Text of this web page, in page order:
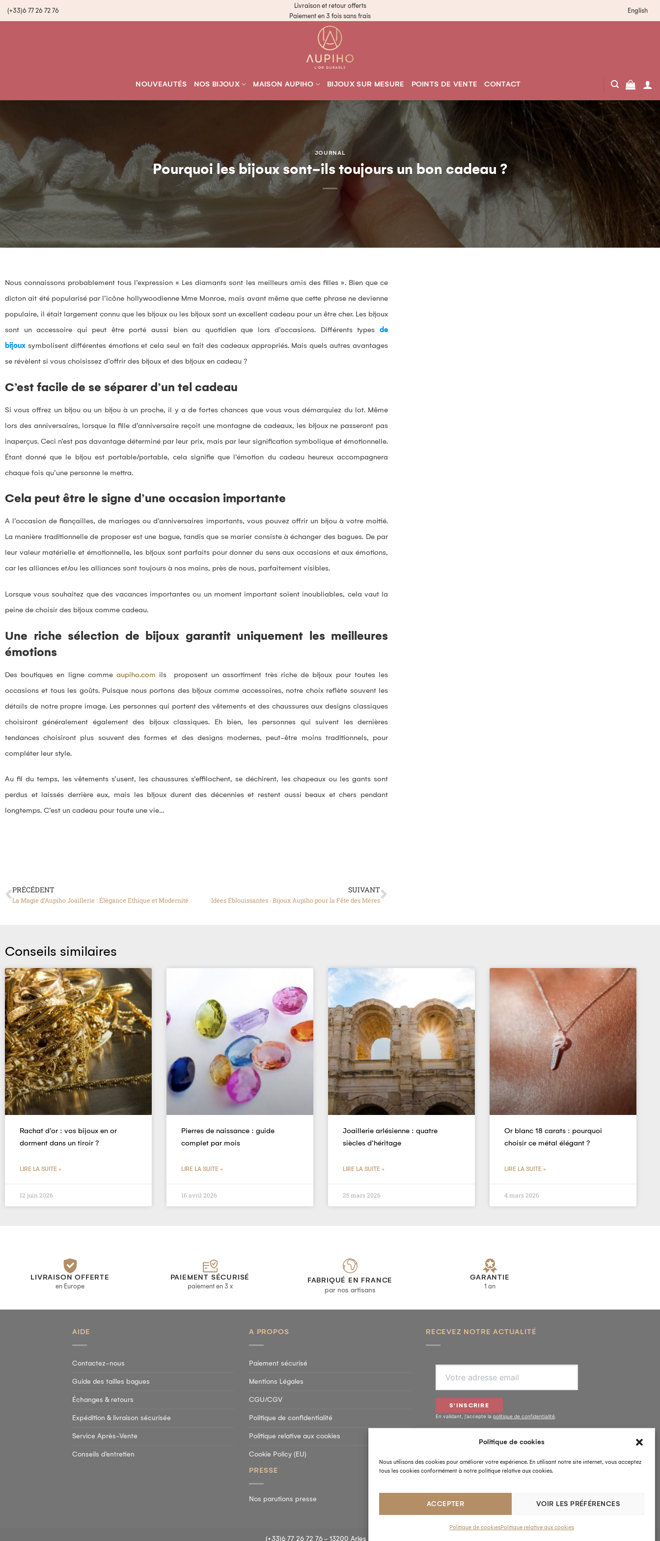
Politique de cookies
Nous utilisons des cookies pour améliorer votre expérience. En utilisant notre site internet, vous acceptez
tous les cookies conformément à notre politique relative aux cookies.
ACCEPTER VOIR LES PRÉFÉRENCES
Politique de cookiesPolitique relative aux cookies
(+33)6 77 26 72 76
Livraison et retour offerts
Paiement en 3 fois sans frais
English
NOUVEAUTÉS NOS BIJOUX MAISON AUPIHO BIJOUX SUR MESURE POINTS DE VENTE CONTACT
JOURNAL
Pourquoi les bijoux sont-ils toujours un bon cadeau ?
Nous connaissons probablement tous l’expression « Les diamants sont les meilleurs amis des filles ». Bien que ce
dicton ait été popularisé par l’icône hollywoodienne Mme Monroe, mais avant même que cette phrase ne devienne
populaire, il était largement connu que les bijoux ou les bijoux sont un excellent cadeau pour un être cher. Les bijoux
sont un accessoire qui peut être porté aussi bien au quotidien que lors d’occasions. Différents types de
bijoux symbolisent différentes émotions et cela seul en fait des cadeaux appropriés. Mais quels autres avantages
se révèlent si vous choisissez d’offrir des bijoux et des bijoux en cadeau ?
C’est facile de se séparer d’un tel cadeau
Si vous offrez un bijou ou un bijou à un proche, il y a de fortes chances que vous vous démarquiez du lot. Même
lors des anniversaires, lorsque la fille d’anniversaire reçoit une montagne de cadeaux, les bijoux ne passeront pas
inaperçus. Ceci n’est pas davantage déterminé par leur prix, mais par leur signification symbolique et émotionnelle.
Étant donné que le bijou est portable/portable, cela signifie que l’émotion du cadeau heureux accompagnera
chaque fois qu’une personne le mettra.
Cela peut être le signe d’une occasion importante
A l’occasion de fiançailles, de mariages ou d’anniversaires importants, vous pouvez offrir un bijou à votre moitié.
La manière traditionnelle de proposer est une bague, tandis que se marier consiste à échanger des bagues. De par
leur valeur matérielle et émotionnelle, les bijoux sont parfaits pour donner du sens aux occasions et aux émotions,
car les alliances et/ou les alliances sont toujours à nos mains, près de nous, parfaitement visibles.
Lorsque vous souhaitez que des vacances importantes ou un moment important soient inoubliables, cela vaut la
peine de choisir des bijoux comme cadeau.
Une riche sélection de bijoux garantit uniquement les meilleures
émotions
Des boutiques en ligne commeaupiho.com ils proposent un assortiment très riche de bijoux pour toutes les
occasions et tous les goûts. Puisque nous portons des bijoux comme accessoires, notre choix reflète souvent les
détails de notre propre image. Les personnes qui portent des vêtements et des chaussures aux designs classiques
choisiront généralement également des bijoux classiques. Eh bien, les personnes qui suivent les dernières
tendances choisiront plus souvent des formes et des designs modernes, peut-être moins traditionnels, pour
compléter leur style.
Au fil du temps, les vêtements s’usent, les chaussures s’effilochent, se déchirent, les chapeaux ou les gants sont
perdus et laissés derrière eux, mais les bijoux durent des décennies et restent aussi beaux et chers pendant
longtemps. C’est un cadeau pour toute une vie…
PRÉCÉDENT
La Magie d’Aupiho Joaillerie : Élégance Ethique et Modernité
SUIVANT
Idées Éblouissantes : Bijoux Aupiho pour la Fête des Mères
Conseils similaires
Rachat d’or : vos bijoux en or
dorment dans un tiroir ?
LIRE LA SUITE »
12 juin 2026
Pierres de naissance : guide
complet par mois
LIRE LA SUITE »
16 avril 2026
Joaillerie arlésienne : quatre
siècles d’héritage
LIRE LA SUITE »
25 mars 2026
Or blanc 18 carats : pourquoi
choisir ce métal élégant ?
LIRE LA SUITE »
4 mars 2026
LIVRAISON OFFERTE
en Europe
PAIEMENT SÉCURISÉ
paiement en 3 x
FABRIQUÉ EN FRANCE
par nos artisans
GARANTIE
1 an
AIDE
Contactez-nous
Guide des tailles bagues
Échanges & retours
Expédition & livraison sécurisée
Service Après-Vente
Conseils d’entretien
A PROPOS
Paiement sécurisé
Mentions Légales
CGU/CGV
Politique de confidentialité
Politique relative aux cookies
Cookie Policy (EU)
PRESSE
Nos parutions presse
RECEVEZ NOTRE ACTUALITÉ
S'INSCRIRE
En validant, j'accepte la politique de confidentialité
(+33)6 77 26 72 76 - 13200 Arles - France
Profitez de 5 % de
remise
bénéficiez de